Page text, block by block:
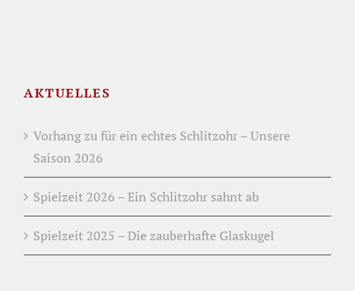
AKTUELLES
Vorhang zu für ein echtes Schlitzohr – Unsere
Saison 2026
Spielzeit 2026 – Ein Schlitzohr sahnt ab
Spielzeit 2025 – Die zauberhafte Glaskugel